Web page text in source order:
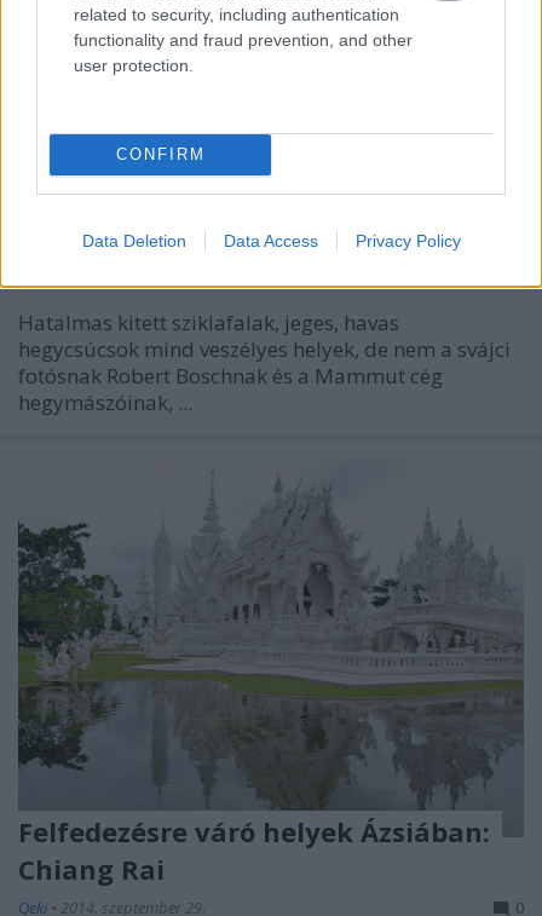
related to security, including authentication
functionality and fraud prevention, and other
user protection.
CONFIRM
Data Deletion Data Access Privacy Policy
Vörösben izzik a 150 éve meghódított
Hatalmas kitett sziklafalak, jeges, havas
hegycsúcsok mind veszélyes helyek, de nem a svájci
fotósnak Robert Boschnak és a Mammut cég
hegymászóinak, ...
Felfedezésre váró helyek Ázsiában:
Chiang Rai
Qeki • 2014. szeptember 29. 0